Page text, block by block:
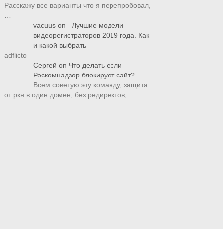
Расскажу все варианты что я перепробовал,
vacuus on
Лучшие модели
видеорегистраторов 2019 года. Как
и какой выбрать
adflicto
Сергей on Что делать если
Роскомнадзор блокирует сайт?
Всем советую эту команду, защита
от ркн в один домен, без редиректов,…